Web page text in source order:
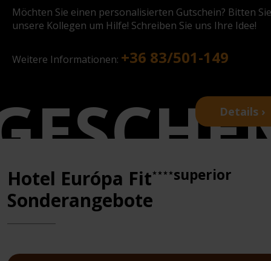
Möchten Sie einen personalisierten Gutschein? Bitten Sie
unsere Kollegen um Hilfe! Schreiben Sie uns Ihre Idee!
Weitere Informationen: +36 83/501-149
Details ›
Hotel Európa Fit★★★★superior
Sonderangebote